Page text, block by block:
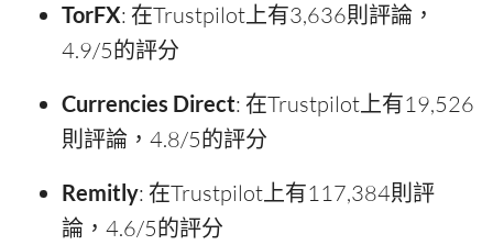
TorFX: 在Trustpilot上有3,636則評論，
4.9/5的評分
Currencies Direct: 在Trustpilot上有19,526
則評論，4.8/5的評分
Remitly: 在Trustpilot上有117,384則評
論，4.6/5的評分